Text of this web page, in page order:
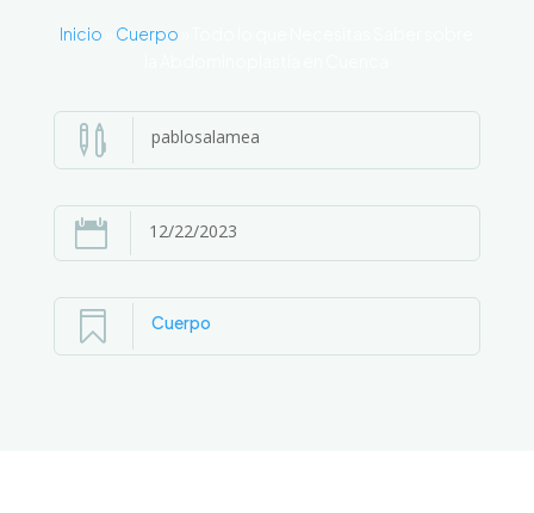
Inicio Cuerpo
 pablosalamea
 12/22/2023
 Cuerpo